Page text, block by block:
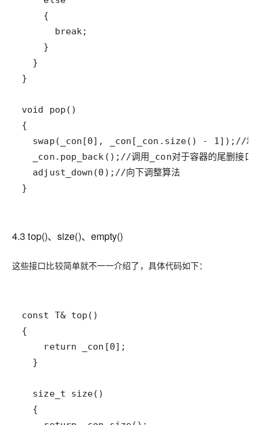
4.3 top()、size()、empty()
这些接口比较简单就不一一介绍了，具体代码如下：